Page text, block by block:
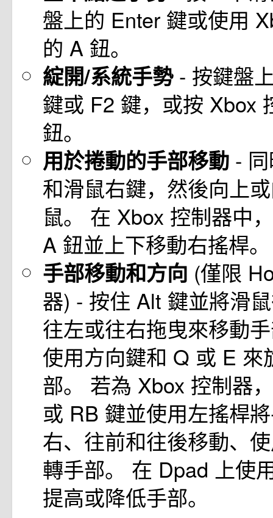
盤上的 Enter 鍵或使用
的 A 鈕。
綻開/系統手勢 - 按鍵盤
鍵或 F2 鍵，或按 Xbox
鈕。
用於捲動的手部移動 -
和滑鼠右鍵，然後向上
鼠。 在 Xbox 控制器中
A 鈕並上下移動右搖桿。
手部移動和方向 (僅限
器) - 按住 Alt 鍵並將滑
往左或往右拖曳來移動
使用方向鍵和 Q 或 E 來
部。 若為 Xbox 控制器
或 RB 鍵並使用左搖桿
右、往前和往後移動、
轉手部。 在 Dpad 上使
提高或降低手部。